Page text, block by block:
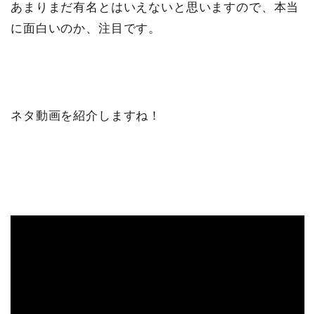
あまりまだ有名とはいえないと思いますので、本当
に面白いのか、注目です。
ネタ動画を紹介しますね！